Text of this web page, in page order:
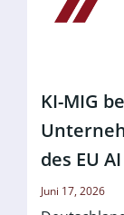
KI-MIG
des EU
Juni 17, 2026